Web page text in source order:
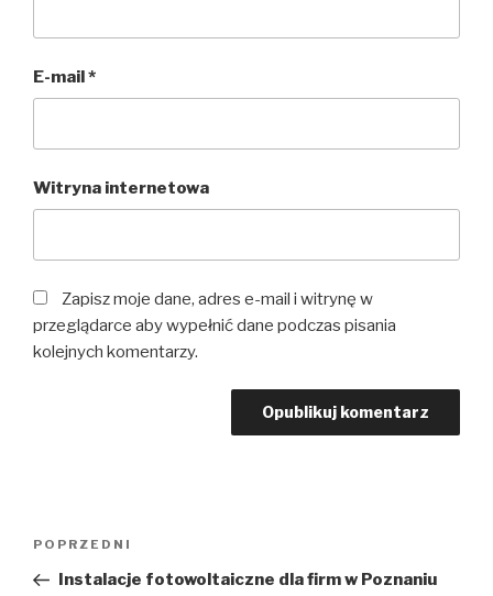
E-mail*
Witryna internetowa
Zapisz moje dane, adres e-mail i witrynę w
przeglądarce aby wypełnić dane podczas pisania
kolejnych komentarzy.
POPRZEDNI
Instalacje fotowoltaiczne dla firm w Poznaniu